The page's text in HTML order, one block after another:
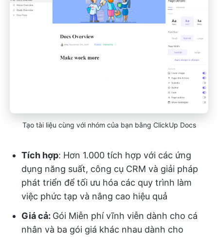
Tạo tài liệu cùng với nhóm của bạn bằng ClickUp Docs
Tích hợp: Hơn 1.000 tích hợp với các ứng
dụng năng suất, công cụ CRM và giải pháp
phát triển để tối ưu hóa các quy trình làm
việc phức tạp và nâng cao hiệu quả
Giá cả: Gói Miễn phí vĩnh viễn dành cho cá
nhân và ba gói giá khác nhau dành cho